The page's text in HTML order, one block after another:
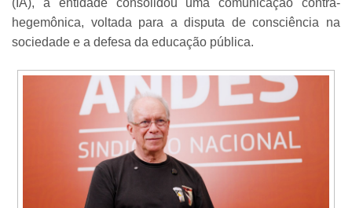
hegemônica, voltada para a disputa de consciência na
sociedade e a defesa da educação pública.